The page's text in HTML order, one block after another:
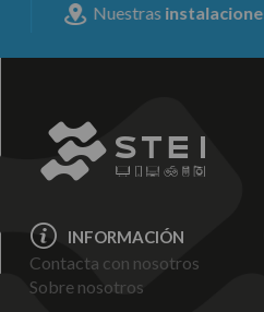
Nuestras instalaciones
INFORMACIÓN
Contacta con nosotros
Sobre nosotros